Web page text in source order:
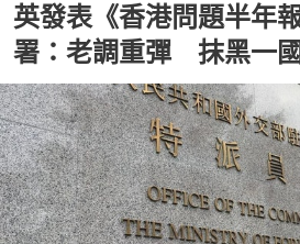
英發表《香港問題半年
署：老調重彈 抹黑一